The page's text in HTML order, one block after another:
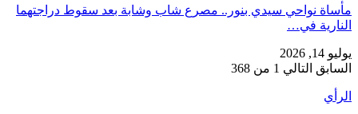
مأساة نواحي سيدي بنور.. مصرع شاب وشابة بعد سقوط دراجتهما
النارية في…
يوليو 14, 2026
السابق التالي 1 من 368
الرأي